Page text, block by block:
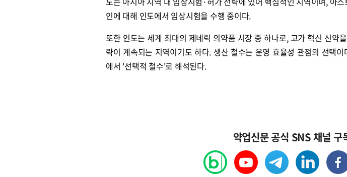
인에 대해 인도에서 임상시험을 수행 중이다.
또한 인도는 세계 최대의 제네릭 의약품 시장 중 하나로, 고가 혁신 신약
략이 계속되는 지역이기도 하다. 생산 철수는 운영 효율성 관점의 선택
에서 '선택적 철수'로 해석된다.
약업신문 공식 SNS 채널 구